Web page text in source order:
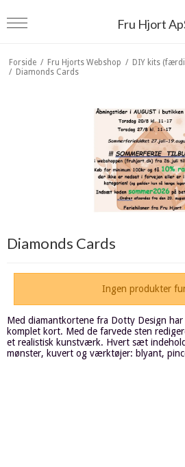
Fru Hjort
Forside / Fru Hjorts Webshop / DIY kits
/ Diamonds Cards
Diamonds Cards
Ingen produkter
Med diamantkortene fra Dotty Design
komplet kort. Med de farvede sten
et realistisk kunstværk. Hvert sæt
mønster, kuvert og værktøjer: blyant,